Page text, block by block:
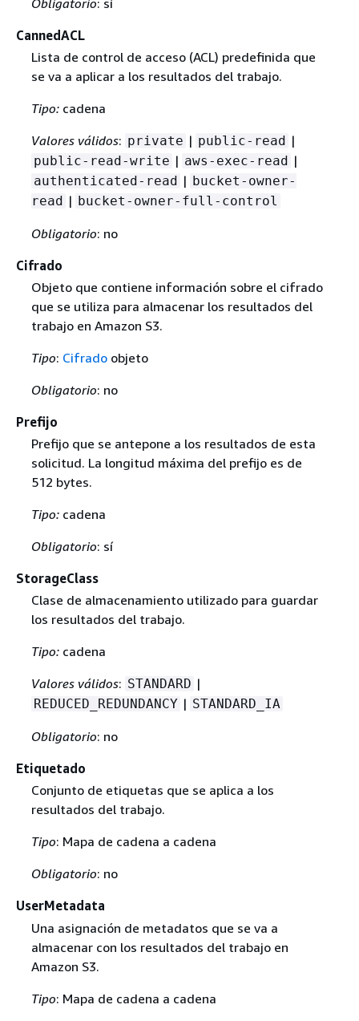
CannedACL
Lista de control de acceso (ACL) predefinida que
se va a aplicar a los resultados del trabajo.
Tipo:cadena
Valores válidos: private | public-read |
public-read-write | aws-exec-read |
authenticated-read | bucket-owner-
read | bucket-owner-full-control
Obligatorio: no
Cifrado
Objeto que contiene información sobre el cifrado
que se utiliza para almacenar los resultados del
trabajo en Amazon S3.
Tipo: Cifradoobjeto
Obligatorio: no
Prefijo
Prefijo que se antepone a los resultados de esta
solicitud. La longitud máxima del prefijo es de
512 bytes.
Tipo:cadena
Obligatorio: sí
StorageClass
Clase de almacenamiento utilizado para guardar
los resultados del trabajo.
Tipo:cadena
Valores válidos: STANDARD |
REDUCED_REDUNDANCY | STANDARD_IA
Obligatorio: no
Etiquetado
Conjunto de etiquetas que se aplica a los
resultados del trabajo.
Tipo: Mapa de cadena a cadena
Obligatorio: no
UserMetadata
Una asignación de metadatos que se va a
almacenar con los resultados del trabajo en
Amazon S3.
Tipo: Mapa de cadena a cadena